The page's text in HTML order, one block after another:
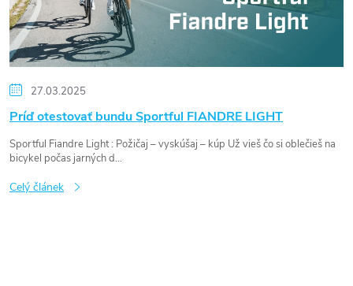
á
n
k
ů
27.03.2025
Príď otestovať bundu Sportful FIANDRE LIGHT
Sportful Fiandre Light : Požičaj – vyskúšaj – kúp Už vieš čo si oblečieš na
bicykel počas jarných d...
Celý článek